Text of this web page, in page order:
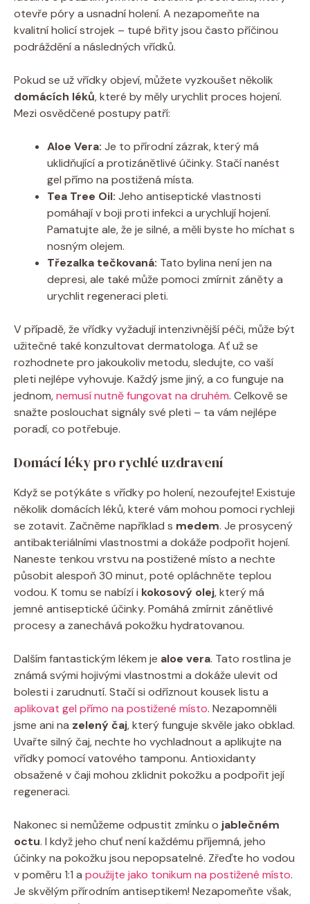
otevře póry a usnadní holení. A nezapomeňte na
kvalitní holicí strojek – tupé břity jsou často příčinou
podráždění a následných vřídků.
Pokud se už vřídky objeví, můžete vyzkoušet několik
domácích léků, které by měly urychlit proces hojení.
Mezi osvědčené postupy patří:
Aloe Vera: Je to přírodní zázrak, který má
uklidňující a protizánětlivé účinky. Stačí nanést
gel přímo na postižená místa.
Tea Tree Oil: Jeho antiseptické vlastnosti
pomáhají v boji proti infekci a urychlují hojení.
Pamatujte ale, že je silné, a měli byste ho míchat s
nosným olejem.
Třezalka tečkovaná: Tato bylina není jen na
depresi, ale také může pomoci zmírnit záněty a
urychlit regeneraci pleti.
V případě, že vřídky vyžadují intenzivnější péči, může být
užitečné také konzultovat dermatologa. Ať už se
rozhodnete pro jakoukoliv metodu, sledujte, co vaší
pleti nejlépe vyhovuje. Každý jsme jiný, a co funguje na
jednom,nemusí nutně fungovat na druhém. Celkově se
snažte poslouchat signály své pleti – ta vám nejlépe
poradí, co potřebuje.
Domácí léky pro rychlé uzdravení
Když se potýkáte s vřídky po holení, nezoufejte! Existuje
několik domácích léků, které vám mohou pomoci rychleji
se zotavit. Začněme například s medem. Je prosycený
antibakteriálními vlastnostmi a dokáže podpořit hojení.
Naneste tenkou vrstvu na postižené místo a nechte
působit alespoň 30 minut, poté opláchněte teplou
vodou. K tomu se nabízí i kokosový olej, který má
jemné antiseptické účinky. Pomáhá zmírnit zánětlivé
procesy a zanechává pokožku hydratovanou.
Dalším fantastickým lékem je aloe vera. Tato rostlina je
známá svými hojivými vlastnostmi a dokáže ulevit od
bolesti i zarudnutí. Stačí si odříznout kousek listu a
aplikovat gel přímo na postižené místo. Nezapomněli
jsme ani na zelený čaj, který funguje skvěle jako obklad.
Uvařte silný čaj, nechte ho vychladnout a aplikujte na
vřídky pomocí vatového tamponu. Antioxidanty
obsažené v čaji mohou zklidnit pokožku a podpořit její
regeneraci.
Nakonec si nemůžeme odpustit zmínku o jablečném
octu. I když jeho chuť není každému příjemná, jeho
účinky na pokožku jsou nepopsatelné. Zřeďte ho vodou
v poměru 1:1 a použijte jako tonikum na postižené místo.
Je skvělým přírodním antiseptikem! Nezapomeňte však,